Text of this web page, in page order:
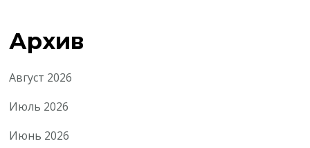
Архив
Август 2026
Июль 2026
Июнь 2026